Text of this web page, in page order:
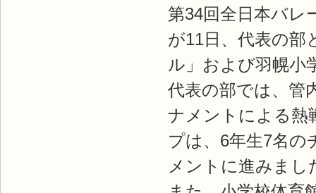
第34回全日本バレ
が11日、代表の部
ル」および羽幌小
代表の部では、管
ナメントによる熱
プは、6年生7名の
メントに進みま